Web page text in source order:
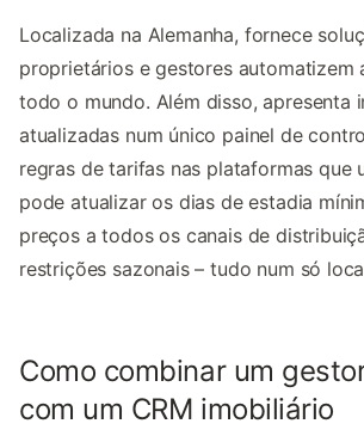
Localizada na Alemanha, fornece
proprietários e gestores automatizem
todo o mundo. Além disso, apresenta
atualizadas num único painel de
regras de tarifas nas plataformas que
pode atualizar os dias de estadia
preços a todos os canais de
restrições sazonais – tudo num só
Como combinar um
com um CRM imobiliário